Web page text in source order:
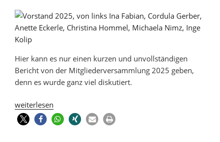
Hier kann es nur einen kurzen und unvollständigen
Bericht von der Mitgliederversammlung 2025 geben,
denn es wurde ganz viel diskutiert.
weiterlesen